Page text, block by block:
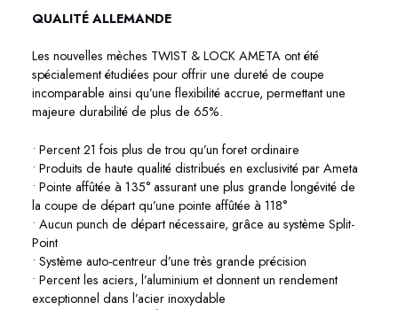
QUALITÉ ALLEMANDE
Les nouvelles mèches TWIST & LOCK AMETA ont été
spécialement étudiées pour offrir une dureté de coupe
incomparable ainsi qu’une flexibilité accrue, permettant une
majeure durabilité de plus de 65%.
• Percent 21 fois plus de trou qu’un foret ordinaire
• Produits de haute qualité distribués en exclusivité par Ameta
• Pointe affûtée à 135° assurant une plus grande longévité de
la coupe de départ qu’une pointe affûtée à 118°
• Aucun punch de départ nécessaire, grâce au système Split-
Point
• Système auto-centreur d’une très grande précision
• Percent les aciers, l’aluminium et donnent un rendement
exceptionnel dans l’acier inoxydable